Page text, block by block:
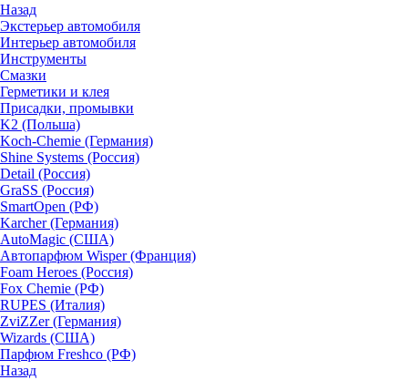
Назад
Экстерьер автомобиля
Интерьер автомобиля
Инструменты
Смазки
Герметики и клея
Присадки, промывки
K2 (Польша)
Koch-Chemie (Германия)
Shine Systems (Россия)
Detail (Россия)
GraSS (Россия)
SmartOpen (РФ)
Karcher (Германия)
AutoMagic (США)
Автопарфюм Wisper (Франция)
Foam Heroes (Россия)
Fox Chemie (РФ)
RUPES (Италия)
ZviZZer (Германия)
Wizards (США)
Парфюм Freshco (РФ)
Назад